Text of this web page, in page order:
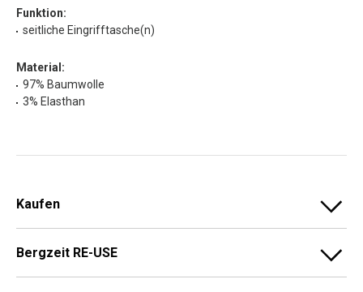
Funktion:
seitliche Eingrifftasche(n)
Material:
97% Baumwolle
3% Elasthan
Kaufen
Bergzeit RE-USE